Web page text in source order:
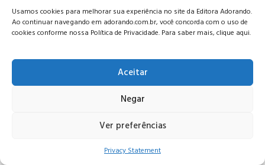
Usamos cookies para melhorar sua experiência no site da Editora Adorando.
Ao continuar navegando em adorando.com.br, você concorda com o uso de
cookies conforme nossa Política de Privacidade. Para saber mais, clique aqui.
Aceitar
Negar
Ver preferências
Privacy Statement
© Editora Adorando 2026. Todos os direitos reservados.
Consulte nossapolítica de privacidade.